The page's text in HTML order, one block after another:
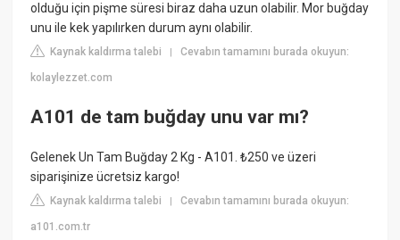
olduğu için pişme süresi biraz daha uzun olabilir. Mor buğday
unu ile kek yapılırken durum aynı olabilir.
Kaynak kaldırma talebi |Cevabın tamamını burada okuyun:
kolaylezzet.com
A101 de tam buğday unu var mı?
Gelenek Un Tam Buğday 2 Kg - A101. ₺250 ve üzeri
siparişinize ücretsiz kargo!
Kaynak kaldırma talebi |Cevabın tamamını burada okuyun:
a101.com.tr